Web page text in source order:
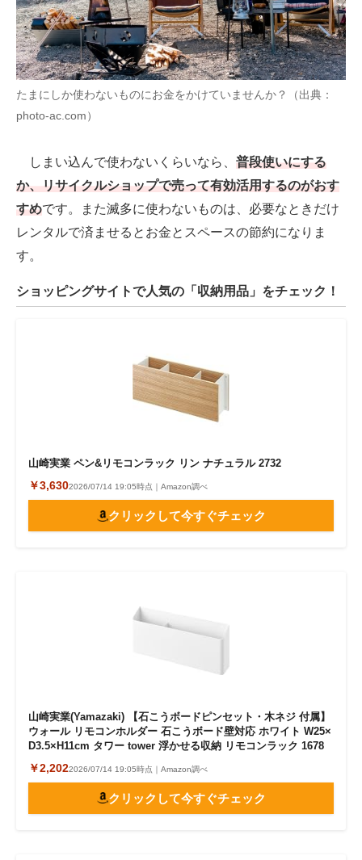
たまにしか使わないものにお金をかけていませんか？（出典：
photo-ac.com）
しまい込んで使わないくらいなら、 普段使いにする
か、リサイクルショップで売って有効活用するのがおす
すめです。また滅多に使わないものは、必要なときだけ
レンタルで済ませるとお金とスペースの節約になりま
す。
ショッピングサイトで人気の「収納用品」をチェック！
山崎実業 ペン&リモコンラック リン ナチュラル 2732
￥3,6302026/07/14 19:05時点｜Amazon調べ
クリックして今すぐチェック
山崎実業(Yamazaki) 【石こうボードピンセット・木ネジ 付属】
ウォール リモコンホルダー 石こうボード壁対応 ホワイト W25×
D3.5×H11cm タワー tower 浮かせる収納 リモコンラック 1678
￥2,2022026/07/14 19:05時点｜Amazon調べ
クリックして今すぐチェック